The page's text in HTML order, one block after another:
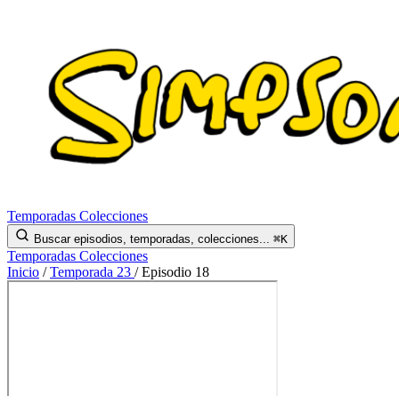
Temporadas Colecciones
Buscar episodios, temporadas, colecciones... ⌘K
Temporadas Colecciones
Inicio / Temporada 23 / Episodio 18